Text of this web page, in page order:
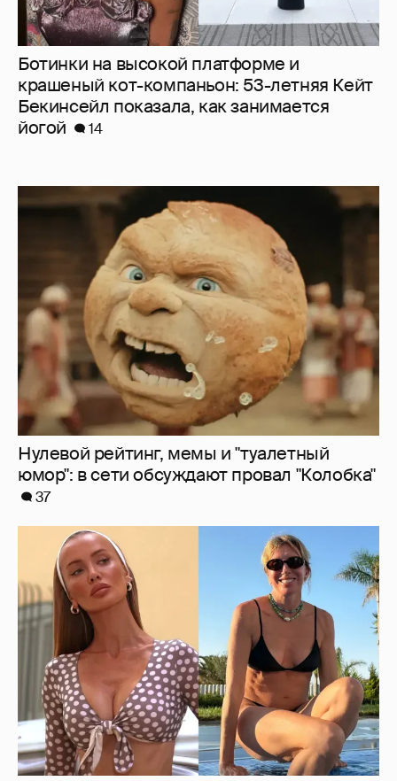
Ботинки на высокой платформе и
крашеный кот-компаньон: 53-летняя Кейт
Бекинсейл показала, как занимается
йогой
14
Нулевой рейтинг, мемы и "туалетный
юмор": в сети обсуждают провал "Колобка"
37